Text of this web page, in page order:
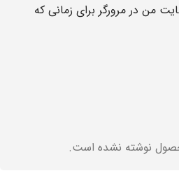
نوشته نشده است.
من در مرورگر برای زمانی که